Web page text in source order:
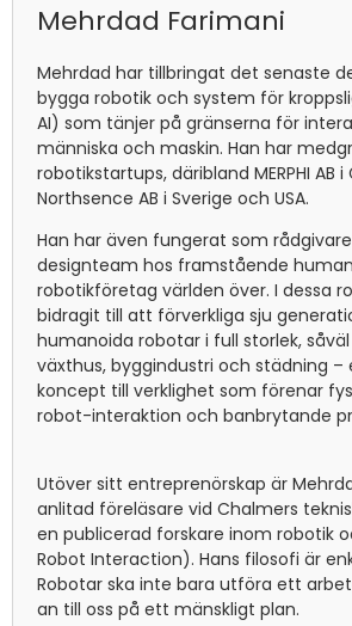
Mehrdad Farimani
Mehrdad har tillbringat det senaste
bygga robotik och system för
AI) som tänjer på gränserna för
människa och maskin. Han har
robotikstartups, däribland MERPHI AB
Northsence AB i Sverige och USA.
Han har även fungerat som
designteam hos framstående
robotikföretag världen över. I dessa
bidragit till att förverkliga sju
humanoida robotar i full storlek,
växthus, byggindustri och städning –
koncept till verklighet som förenar
robot-interaktion och banbrytande
Utöver sitt entreprenörskap är
anlitad föreläsare vid Chalmers
en publicerad forskare inom robotik
Robot Interaction). Hans filosofi är
Robotar ska inte bara utföra ett
an till oss på ett mänskligt plan.